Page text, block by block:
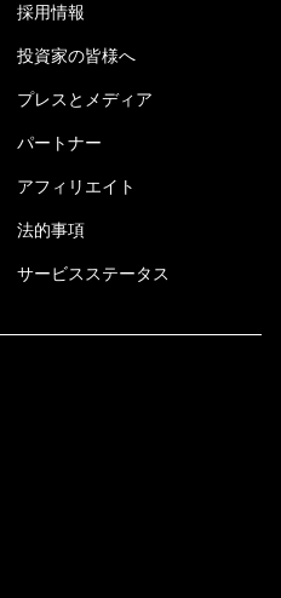
採用情報
投資家の皆様へ
プレスとメディア
パートナー
アフィリエイト
法的事項
サービスステータス